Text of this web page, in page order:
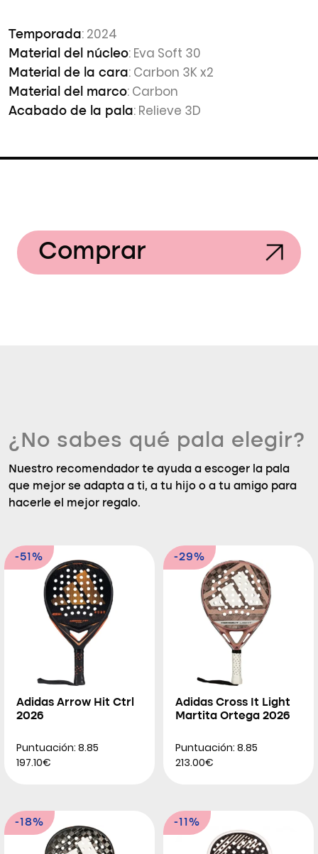
Temporada: 2024
Material del núcleo: Eva Soft 30
Material de la cara: Carbon 3K x2
Material del marco: Carbon
Acabado de la pala: Relieve 3D
Comprar
¿No sabes qué pala elegir?
Nuestro recomendador te ayuda a escoger la pala
que mejor se adapta a ti, a tu hijo o a tu amigo para
hacerle el mejor regalo.
-51%
Adidas Arrow Hit Ctrl
2026
Puntuación: 8.85
197.10€
-29%
Adidas Cross It Light
Martita Ortega 2026
Puntuación: 8.85
213.00€
-18% -11%